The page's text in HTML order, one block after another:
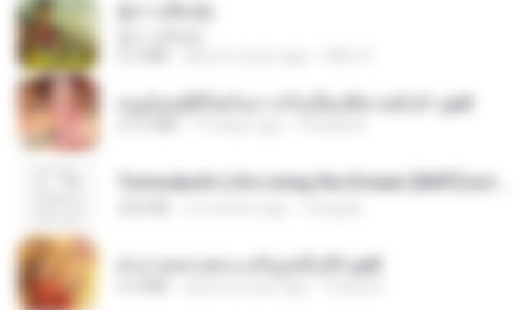
หนูน้อยสู้ชีวิตกับภารกิจเลี้ยงพี่ชายทั้งห้า.pdf
ฝ่าบาททรงพระเจริญหมื่นปี1.pdf